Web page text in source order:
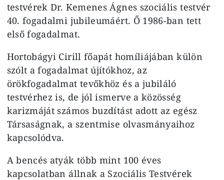
testvérek Dr. Kemenes Ágnes szociális testvér
40. fogadalmi jubileumáért. Ő 1986-ban tett
első fogadalmat.
Hortobágyi Cirill főapát homíliájában külön
szólt a fogadalmat újítókhoz, az
örökfogadalmat tevőkhöz és a jubiláló
testvérhez is, de jól ismerve a közösség
karizmáját számos buzdítást adott az egész
Társaságnak, a szentmise olvasmányaihoz
kapcsolódva.
A bencés atyák több mint 100 éves
kapcsolatban állnak a Szociális Testvérek